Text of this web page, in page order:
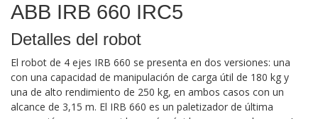
ABB IRB 660 IRC5
Detalles del robot
El robot de 4 ejes IRB 660 se presenta en dos versiones: una
con una capacidad de manipulación de carga útil de 180 kg y
una de alto rendimiento de 250 kg, en ambos casos con un
alcance de 3,15 m. El IRB 660 es un paletizador de última